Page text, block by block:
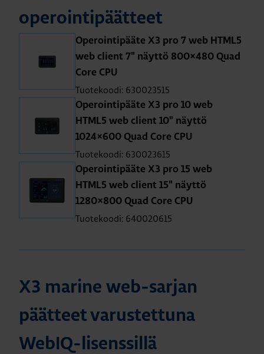
operointipäätteet
Operointipääte X3 pro 7 web HTML5
web client 7" näyttö 800×480 Quad
Core CPU
Tuotekoodi: 630023515
Operointipääte X3 pro 10 web
HTML5 web client 10" näyttö
1024×600 Quad Core CPU
Tuotekoodi: 630023615
Operointipääte X3 pro 15 web
HTML5 web client 15" näyttö
1280×800 Quad Core CPU
Tuotekoodi: 640020615
X3 marine web-sarjan
päätteet varustettuna
WebIQ-lisenssillä